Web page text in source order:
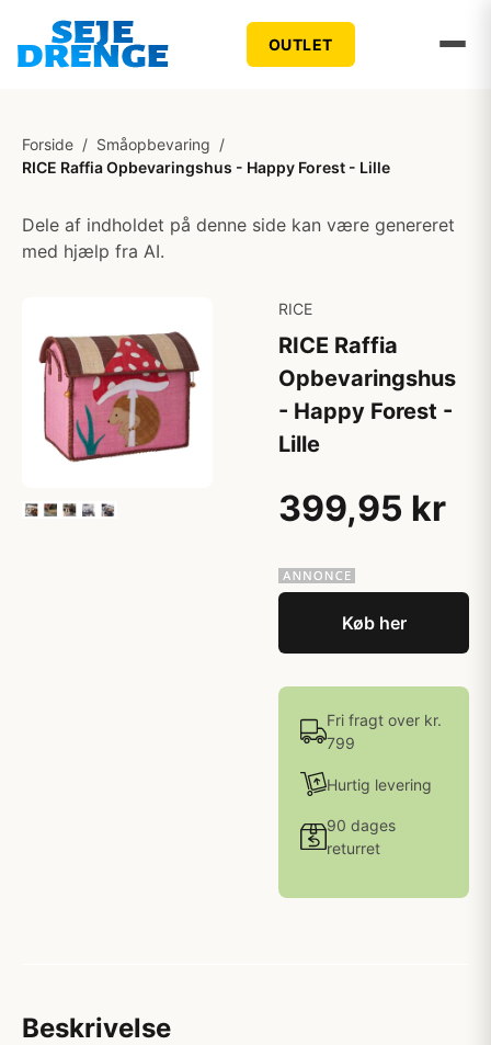
OUTLET
Forside / Småopbevaring /
RICE Raffia Opbevaringshus - Happy Forest - Lille
Dele af indholdet på denne side kan være genereret
med hjælp fra AI.
RICE
RICE Raffia
Opbevaringshus
- Happy Forest -
Lille
399,95 kr
Køb her
Fri fragt over kr.
799
Hurtig levering
90 dages
returret
Beskrivelse